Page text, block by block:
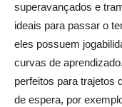
superavançados e
ideais para passar o
eles possuem
curvas de
perfeitos para trajetos
de espera, por